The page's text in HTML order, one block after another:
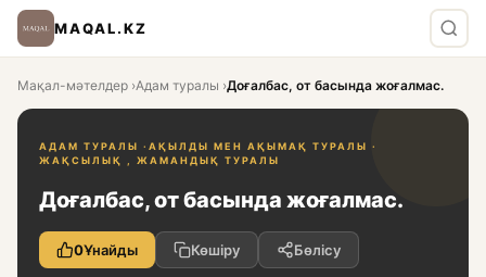
MAQAL.KZ
Мақал-мәтелдер ›Адам туралы ›Доғалбас, от басында жоғалмас.
АДАМ ТУРАЛЫ · АҚЫЛДЫ МЕН АҚЫМАҚ ТУРАЛЫ ·
ЖАҚСЫЛЫҚ , ЖАМАНДЫҚ ТУРАЛЫ
Доғалбас, от басында жоғалмас.
0Ұнайды Көшіру Бөлісу